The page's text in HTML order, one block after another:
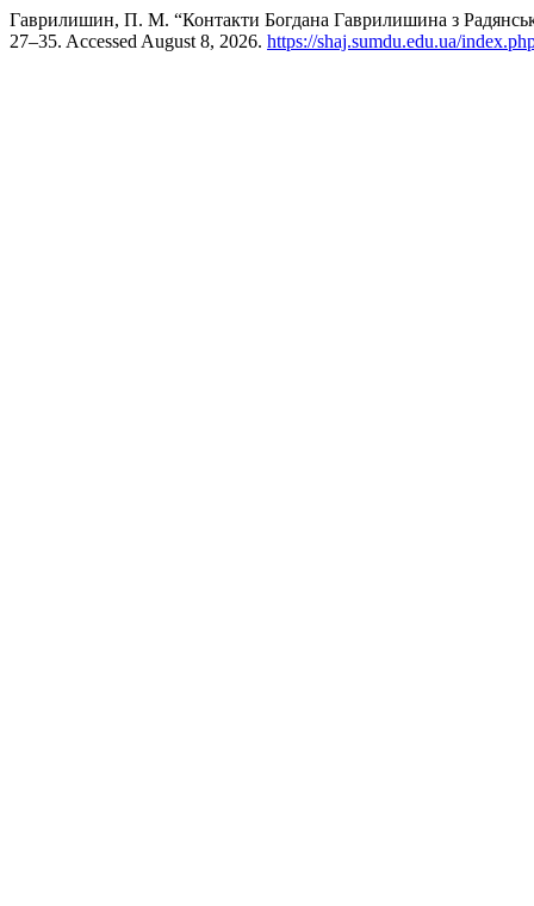
Гаврилишин, П. М. “Контакти Богдана Гаврилишина з
27–35. Accessed August 8, 2026. https://shaj.sumdu.edu.ua/